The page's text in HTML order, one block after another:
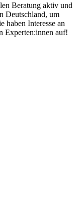
Beratung aktiv und
Deutschland, um
haben Interesse an
Experten:innen auf!